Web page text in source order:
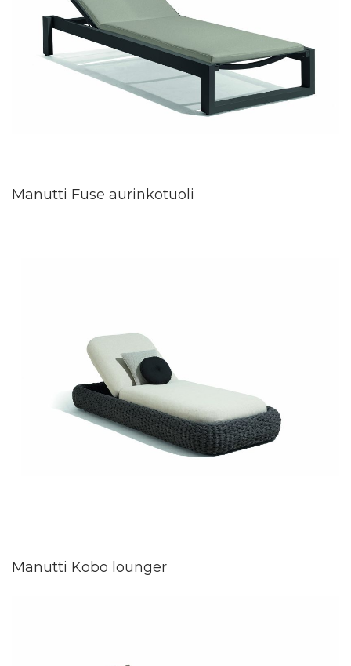
Manutti Fuse aurinkotuoli
Manutti Kobo lounger